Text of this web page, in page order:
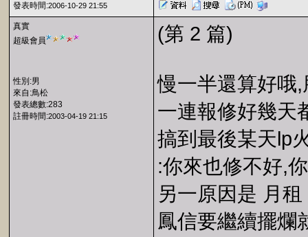
發表時間:2006-10-29 21:55
真實
超級會員
性別:男
來自:鳥松
發表總數:283
註冊時間:2003-04-19 21:15
(第 2 篇)
慢一半還算好哦
一連報修好幾天
搞到最後某天lp
:你來也修不好,
另一原因是 月
鳳信要繼續擺爛